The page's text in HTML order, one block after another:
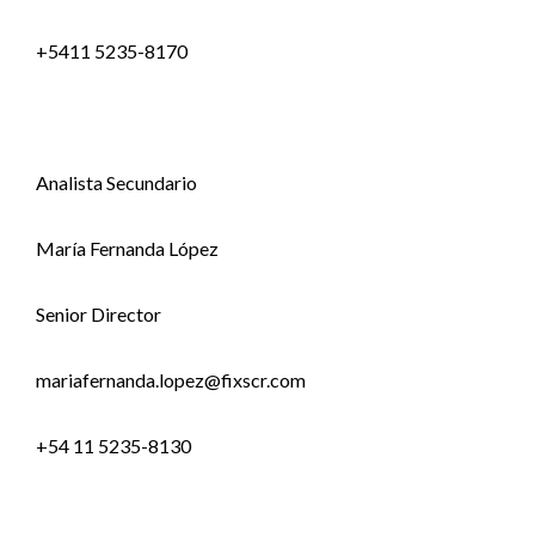
+5411 5235-8170
Analista Secundario
María Fernanda López
Senior Director
mariafernanda.lopez@fixscr.com
+54 11 5235-8130